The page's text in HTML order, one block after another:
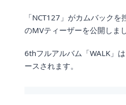
「NCT127」がカムバックを
のMVティーザーを公開しまし
6thフルアルバム「WALK」
ースされます。